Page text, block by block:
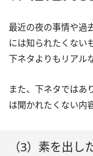
最近の夜の事情や過
には知られたくない
下ネタよりもリアル
また、下ネタではあ
は聞かれたくない内
（3）素を出し